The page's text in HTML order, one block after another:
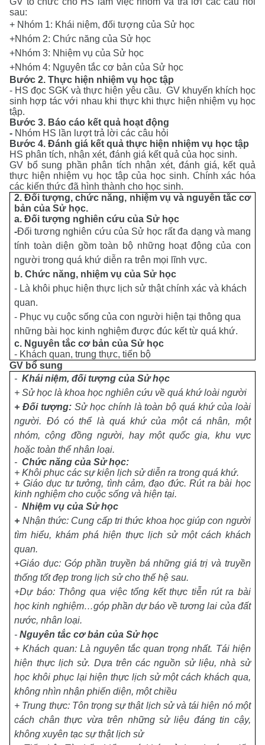
sau:
+ Nhóm 1: Khái niệm, đối tượng của Sử học
+Nhóm 2: Chức năng của Sử học
+Nhóm 3: Nhiệm vụ của Sử học
+Nhóm 4: Nguyên tắc cơ bản của Sử học
Bước 2. Thực hiện nhiệm vụ học tập
- HS đọc SGK và thực hiện yêu cầu. GV khuyến khích học
sinh hợp tác với nhau khi thực khi thực hiện nhiệm vụ học
tập.
Bước 3. Báo cáo kết quả hoạt động
- Nhóm HS lần lượt trả lời các câu hỏi
Bước 4. Đánh giá kết quả thực hiện nhiệm vụ học tập
HS phân tích, nhận xét, đánh giá kết quả của học sinh.
GV bổ sung phần phân tích nhận xét, đánh giá, kết quả
thực hiện nhiệm vụ học tập của học sinh. Chính xác hóa
các kiến thức đã hình thành cho học sinh.
2.Đối tượng, chức năng, nhiệm vụ và nguyên tắc cơ
bản của Sử học.
a. Đối tượng nghiên cứucủa Sử học
-Đối tương nghiên cứu của Sử học rất đa dạng và mang
tính toàn diện gồm toàn bộ những hoạt động của con
người trong quá khứ diễn ra trên mọi lĩnh vực.
b. C hức năng, nhiệm vụ của Sử học
- Là khôi phục hiện thực lịch sử thật chính xác và khách
quan.
- Phục vụ cuộc sống của con người hiện tại thông qua
những bài học kinh nghiệm được đúc kết từ quá khứ.
c. Nguyên tắc cơ bản của Sử học
- Khách quan, trung thực, tiến bộ
GV bổ sung
-Khái niệm, đối tượng của Sử học
+ Sử học là khoa học nghiên cứu về quá khứ loài người
+ Đối tượng: Sử học chính là toàn bộ quá khứ của loài
người. Đó có thể là quá khứ của một cá nhân, một
nhóm, cộng đồng người, hay một quốc gia, khu vực
hoặc toàn thể nhân loại.
-Chức năng của Sử học:
+ Khôi phục các sự kiện lịch sử diễn ra trong quá khứ.
+ Giáo dục tư tưởng, tình cảm, đạo đức. Rút ra bài học
kinh nghiệm cho cuộc sống và hiện tại.
-Nhiệm vụ của Sử học
+ Nhận thức: Cung cấp tri thức khoa học giúp con người
tìm hiểu, khám phá hiện thực lịch sử một cách khách
quan.
+Giáo dục: Góp phần truyền bá những giá trị và truyền
thống tốt đẹp trong lịch sử cho thế hệ sau.
+Dự báo: Thông qua việc tổng kết thực tiễn rút ra bài
học kinh nghiệm…góp phần dự báo về tương lai của đất
nước, nhân loại.
-Nguyên tắc cơ bản của Sử học
+ Khách quan: Là nguyên tắc quan trọng nhất. Tái hiện
hiện thực lịch sử. Dựa trên các nguồn sử liệu, nhà sử
học khôi phục lại hiện thực lịch sử một cách khách qua,
không nhìn nhận phiến diện, một chiều
+ Trung thực: Tôn trọng sự thật lịch sử và tái hiện nó một
cách chân thực vừa trên những sử liệu đáng tin cậy,
không xuyên tạc sự thật lịch sử